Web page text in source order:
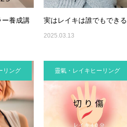
ー養成講
実はレイキは誰でもできる
2025.03.13
リング 靈氣・レイキヒーリング